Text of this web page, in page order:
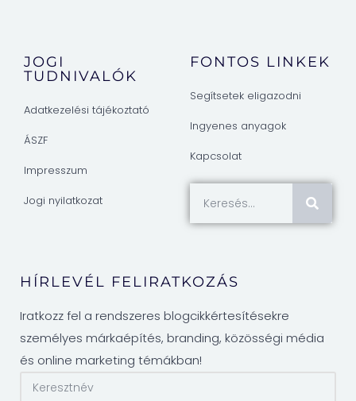
JOGI
TUDNIVALÓK
Adatkezelési tájékoztató
ÁSZF
Impresszum
Jogi nyilatkozat
FONTOS LINKEK
Segítsetek eligazodni
Ingyenes anyagok
Kapcsolat
HÍRLEVÉL FELIRATKOZÁS
Iratkozz fel a rendszeres blogcikkértesítésekre
személyes márkaépítés, branding, közösségi média
és online marketing témákban!